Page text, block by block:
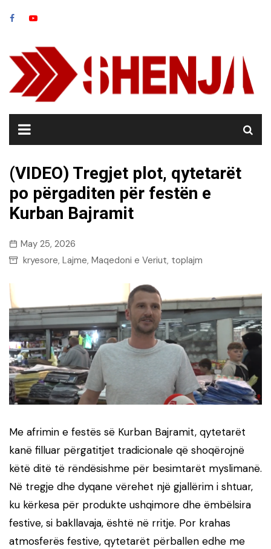
(VIDEO) Tregjet plot, qytetarët
po përgaditen për festën e
Kurban Bajramit
May 25, 2026
kryesore, Lajme, Maqedoni e Veriut, toplajm
Me afrimin e festës së Kurban Bajramit, qytetarët
kanë filluar përgatitjet tradicionale që shoqërojnë
këtë ditë të rëndësishme për besimtarët myslimanë.
Në tregje dhe dyqane vërehet një gjallërim i shtuar,
ku kërkesa për produkte ushqimore dhe ëmbëlsira
festive, si bakllavaja, është në rritje. Por krahas
atmosferës festive, qytetarët përballen edhe me